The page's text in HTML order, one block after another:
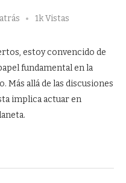
1k Vistas
estoy convencido de
fundamental en la
Más allá de las discusiones
implica actuar en